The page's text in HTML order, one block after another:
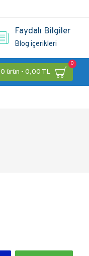
Faydalı Bilgiler
Blog içerikleri
0 ürün - 0,00 TL
0